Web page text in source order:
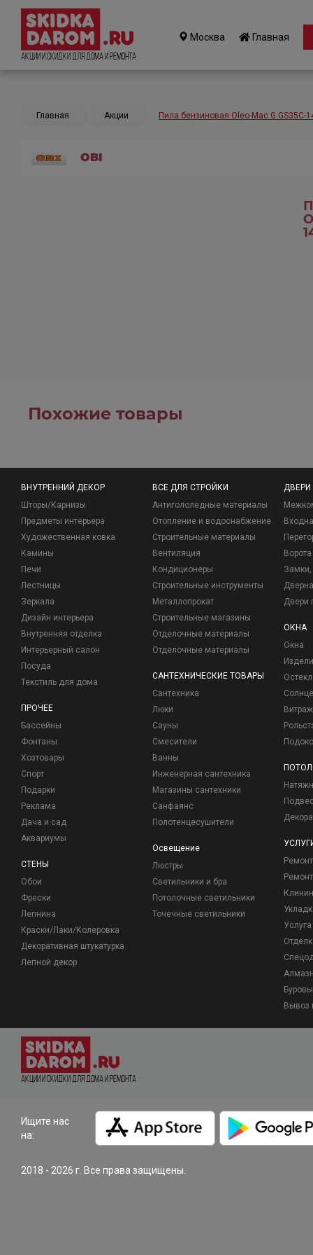
Акции и Скидки для дома и ремонта
Москва Главная
Главная Акции Пила бензиновая Оleo-Mac G GS35C-
OBI
Похожие товары
ВНУТРЕННИЙ ДЕКОР
Шторы/Карнизы
Предметы интерьера
Художественная ковка
Камины
Печи
Лестницы
Зеркала
Дизайн интерьера
Внутренняя отделка
Интерьерный салон
Посуда
Текстиль для дома
ПРОЧЕЕ
Бассейны
Фонтаны
Хозтовары
Спорт
Подарки
Реклама
Дача и сад
Аквариумы
СТЕНЫ
Обои
Фрески
Лепнина
Краски/Лаки/Колеровка
Декоративная штукатурка
Лепной декор
ВСЕ ДЛЯ СТРОЙКИ
Антигололедные материалы
Отопление и водоснабжение
Строительные материалы
Вентиляция
Кондиционеры
Строительные инструменты
Металлопрокат
Строительные магазины
Отделочные материалы
Отделочные материалы
САНТЕХНИЧЕСКИЕ ТОВАРЫ
Сантехника
Люки
Сауны
Смесители
Ванны
Инженерная сантехника
Магазины сантехники
Санфаянс
Полотенцесушители
Освещение
Люстры
Светильники и бра
Потолочные светильники
Точечные светильники
ДВЕРИ
Ворота
Замки,
Двери
ОКНА
Окна
Вывоз
Акции и Скидки для дома и ремонта
Ищите нас
на:
2018 - 2026 г. Все права защищены.